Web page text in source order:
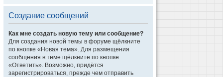
Создание сообщений
Как мне создать новую тему или сообщение?
Для создания новой темы в форуме щёлкните
по кнопке «Новая тема». Для размещения
сообщения в теме щёлкните по кнопке
«Ответить». Возможно, придётся
зарегистрироваться, прежде чем отправить